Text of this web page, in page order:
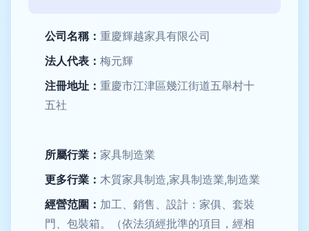
公司名稱： 重慶輝越家具有限公司
法人代表： 梅元輝
注冊地址： 重慶市江津區幾江街道五舉村十
五社
所屬行業： 家具制造業
更多行業： 木質家具制造,家具制造業,制造業
經營范圍： 加工、銷售、設計：家俱、套裝
門、包裝箱。（依法須經批準的項目，經相